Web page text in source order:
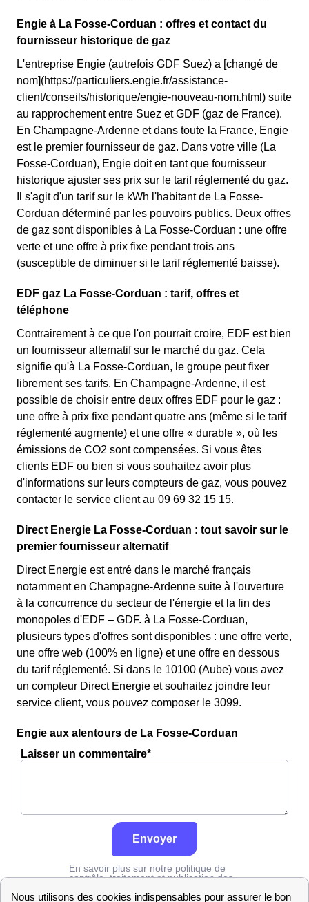
Engie à La Fosse-Corduan : offres et contact du
fournisseur historique de gaz
L'entreprise Engie (autrefois GDF Suez) a [changé de
nom](https://particuliers.engie.fr/assistance-
client/conseils/historique/engie-nouveau-nom.html) suite
au rapprochement entre Suez et GDF (gaz de France).
En Champagne-Ardenne et dans toute la France, Engie
est le premier fournisseur de gaz. Dans votre ville (La
Fosse-Corduan), Engie doit en tant que fournisseur
historique ajuster ses prix sur le tarif réglementé du gaz.
Il s'agit d'un tarif sur le kWh l'habitant de La Fosse-
Corduan déterminé par les pouvoirs publics. Deux offres
de gaz sont disponibles à La Fosse-Corduan : une offre
verte et une offre à prix fixe pendant trois ans
(susceptible de diminuer si le tarif réglementé baisse).
EDF gaz La Fosse-Corduan : tarif, offres et
téléphone
Contrairement à ce que l'on pourrait croire, EDF est bien
un fournisseur alternatif sur le marché du gaz. Cela
signifie qu'à La Fosse-Corduan, le groupe peut fixer
librement ses tarifs. En Champagne-Ardenne, il est
possible de choisir entre deux offres EDF pour le gaz :
une offre à prix fixe pendant quatre ans (même si le tarif
réglementé augmente) et une offre « durable », où les
émissions de CO2 sont compensées. Si vous êtes
clients EDF ou bien si vous souhaitez avoir plus
d'informations sur leurs compteurs de gaz, vous pouvez
contacter le service client au 09 69 32 15 15.
Direct Energie La Fosse-Corduan : tout savoir sur le
premier fournisseur alternatif
Direct Energie est entré dans le marché français
notamment en Champagne-Ardenne suite à l'ouverture
à la concurrence du secteur de l'énergie et la fin des
monopoles d'EDF – GDF. à La Fosse-Corduan,
plusieurs types d'offres sont disponibles : une offre verte,
une offre web (100% en ligne) et une offre en dessous
du tarif réglementé. Si dans le 10100 (Aube) vous avez
un compteur Direct Energie et souhaitez joindre leur
service client, vous pouvez composer le 3099.
Engie aux alentours de La Fosse-Corduan
Laisser un commentaire*
Envoyer
En savoir plus sur notre politique de
contrôle, traitement et publication des